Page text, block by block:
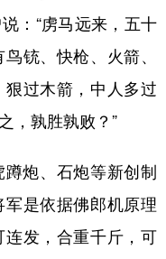
：“虏马远来，五十
铳、快枪、火箭、
过木箭，中人多过
，孰胜孰败？”
炮、石炮等新创制
是依据佛郎机原理
发，合重千斤，可